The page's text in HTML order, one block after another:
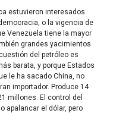
estuvieron interesados
o la vigencia de
Venezuela tiene la mayor
grandes yacimientos
del petróleo es
barata, y porque Estados
le ha sacado China, no
importador. Produce 14
millones. El control del
apalancar el dólar, pero